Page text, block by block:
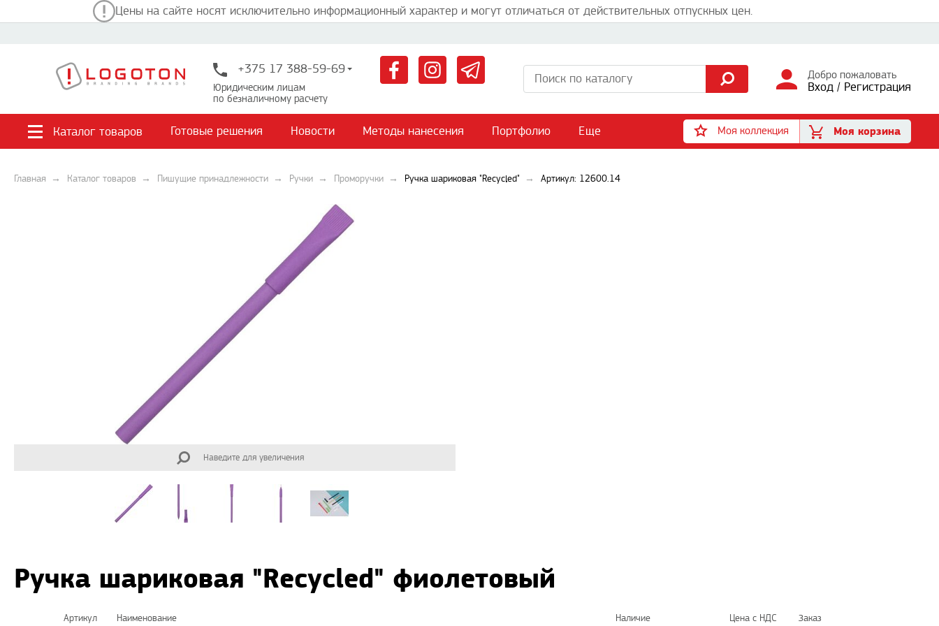
Цены на сайте носят исключительно информационный характер и могут отличаться от действительных отпускных цен.
+375 17 388-59-69
Юридическим лицам
по безналичному расчету
Добро пожаловать
Вход / Регистрация
Каталог товаров Готовые решения Новости Методы нанесения Портфолио Еще Моя коллекция Моя корзина
Главная Каталог товаров Пишущие принадлежности Ручки Проморучки Ручка шариковая "Recycled" Артикул: 12600.14
Наведите для увеличения
Ручка шариковая "Recycled" фиолетовый
Артикул Наименование Наличие Цена с НДС Заказ